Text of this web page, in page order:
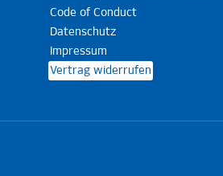
Code of Conduct
Datenschutz
Impressum
Vertrag widerrufen